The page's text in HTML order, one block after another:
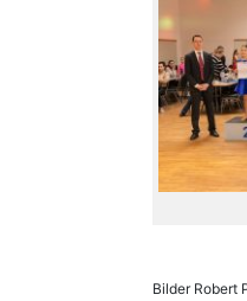
Bilder Robert